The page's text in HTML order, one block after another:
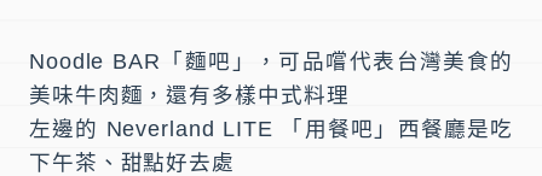
Noodle BAR「麵吧」，可品嚐代表台灣美食的
美味牛肉麵，還有多樣中式料理
左邊的 Neverland LITE 「用餐吧」西餐廳是吃
下午茶、甜點好去處